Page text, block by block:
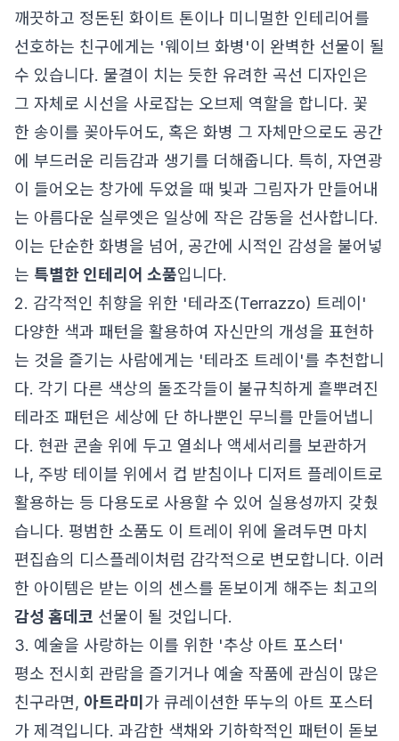
깨끗하고 정돈된 화이트 톤이나 미니멀한 인테리어를
선호하는 친구에게는 '웨이브 화병'이 완벽한 선물이 될
수 있습니다. 물결이 치는 듯한 유려한 곡선 디자인은
그 자체로 시선을 사로잡는 오브제 역할을 합니다. 꽃
한 송이를 꽂아두어도, 혹은 화병 그 자체만으로도 공간
에 부드러운 리듬감과 생기를 더해줍니다. 특히, 자연광
이 들어오는 창가에 두었을 때 빛과 그림자가 만들어내
는 아름다운 실루엣은 일상에 작은 감동을 선사합니다.
이는 단순한 화병을 넘어, 공간에 시적인 감성을 불어넣
는 특별한 인테리어 소품입니다.
2. 감각적인 취향을 위한 '테라조(Terrazzo) 트레이'
다양한 색과 패턴을 활용하여 자신만의 개성을 표현하
는 것을 즐기는 사람에게는 '테라조 트레이'를 추천합니
다. 각기 다른 색상의 돌조각들이 불규칙하게 흩뿌려진
테라조 패턴은 세상에 단 하나뿐인 무늬를 만들어냅니
다. 현관 콘솔 위에 두고 열쇠나 액세서리를 보관하거
나, 주방 테이블 위에서 컵 받침이나 디저트 플레이트로
활용하는 등 다용도로 사용할 수 있어 실용성까지 갖췄
습니다. 평범한 소품도 이 트레이 위에 올려두면 마치
편집숍의 디스플레이처럼 감각적으로 변모합니다. 이러
한 아이템은 받는 이의 센스를 돋보이게 해주는 최고의
감성 홈데코 선물이 될 것입니다.
3. 예술을 사랑하는 이를 위한 '추상 아트 포스터'
평소 전시회 관람을 즐기거나 예술 작품에 관심이 많은
친구라면, 아트라미 가 큐레이션한 뚜누의 아트 포스터
가 제격입니다. 과감한 색채와 기하학적인 패턴이 돋보